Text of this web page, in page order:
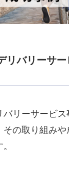
リバリーサ
バリーサービ
その取り組み